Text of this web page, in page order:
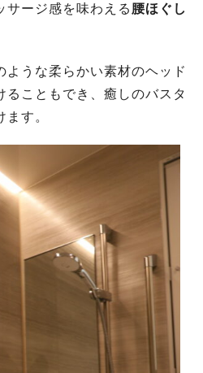
サージ感を味わえる 腰ほぐし
ような柔らかい素材のヘッド
ることもでき、癒しのバスタ
す。